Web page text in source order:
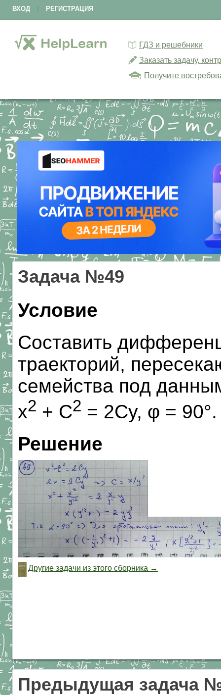
ВХОД РЕГИСТРАЦИЯ
ГДЗ и решебники
Заказать задачу,
Получите
Задача №49
Условие
Составить
траекторий,
семейства под
x2 + C2 = 2Cy, φ = 90°.
Решение
Другие задачи из этого сборника →
Предыдущая задача